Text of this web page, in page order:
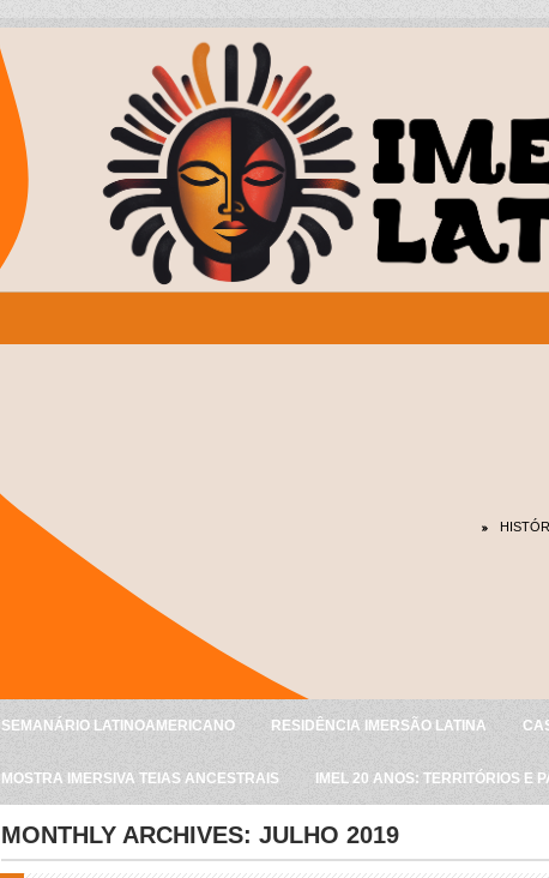
SEMANÁRIO LATINOAMERICANO RESIDÊNCIA IMERSÃO LATINA
MOSTRA IMERSIVA TEIAS ANCESTRAIS IMEL 20 ANOS: TERRITÓRIOS E
MONTHLY ARCHIVES: JULHO 2019